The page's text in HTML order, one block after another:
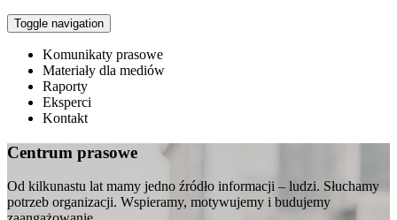
Toggle navigation
Komunikaty prasowe
Materiały dla mediów
Raporty
Eksperci
Kontakt
Centrum prasowe
Od kilkunastu lat mamy jedno źródło informacji – ludzi. Słuchamy
potrzeb organizacji. Wspieramy, motywujemy i budujemy